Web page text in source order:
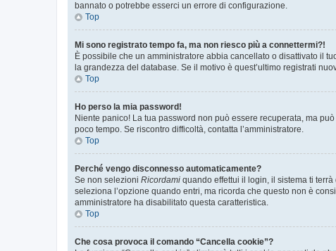
bannato o potrebbe esserci un errore di configurazione.
Top
Mi sono registrato tempo fa, ma non riesco più a connettermi?!
È possibile che un amministratore abbia cancellato o disattivato il
la grandezza del database. Se il motivo è quest’ultimo registrati
Top
Ho perso la mia password!
Niente panico! La tua password non può essere recuperata, ma
poco tempo. Se riscontro difficoltà, contatta l’amministratore.
Top
Perché vengo disconnesso automaticamente?
Se non selezioni Ricordami quando effettui il login, il sistema ti
seleziona l’opzione quando entri, ma ricorda che questo non è
amministratore ha disabilitato questa caratteristica.
Top
Che cosa provoca il comando “Cancella cookie”?